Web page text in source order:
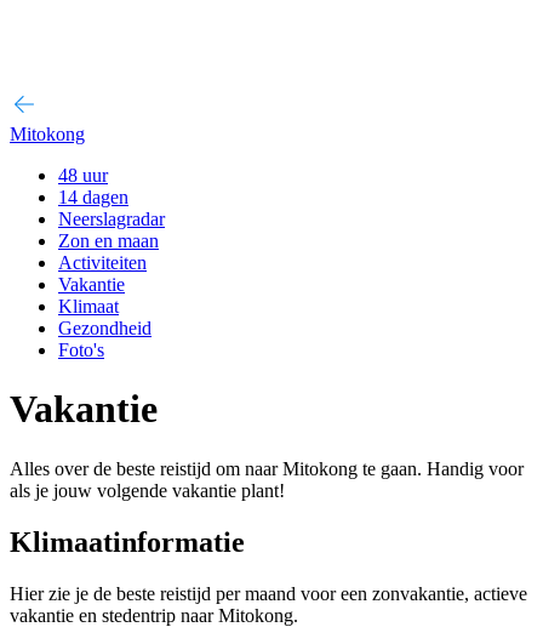
Mitokong
48 uur
14 dagen
Neerslagradar
Zon en maan
Activiteiten
Vakantie
Klimaat
Gezondheid
Foto's
Vakantie
Alles over de beste reistijd om naar Mitokong te gaan. Handig voor
als je jouw volgende vakantie plant!
Klimaatinformatie
Hier zie je de beste reistijd per maand voor een zonvakantie, actieve
vakantie en stedentrip naar Mitokong.